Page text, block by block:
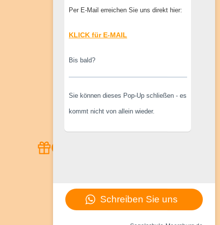
View on Instagram
Geschenk gesucht?
Per E-Mail erreichen Sie uns direkt hier:
KLICK für E-MAIL
Bis bald?
Sie können dieses Pop-Up schließen - es
kommt nicht von allein wieder.
Schreiben Sie uns